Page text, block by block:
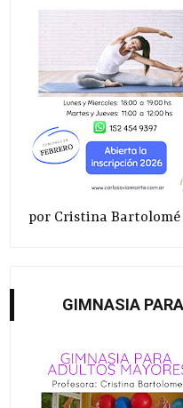
por Cristina Bartolomé
GIMNASIA